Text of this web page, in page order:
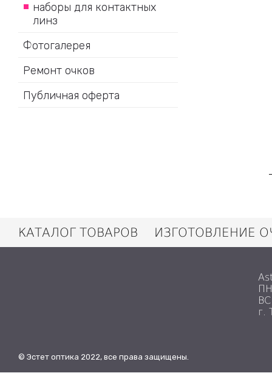
наборы для контактных
линз
Фотогалерея
Ремонт очков
Публичная оферта
КАТАЛОГ ТОВАРОВ ИЗГОТОВЛЕНИЕ
г.
© Эстет оптика 2022, все права защищены.